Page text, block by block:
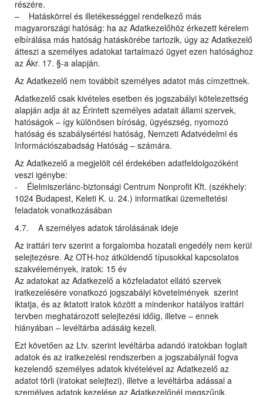
részére.
– Hatáskörrel és illetékességgel rendelkező más
magyarországi hatóság: ha az Adatkezelőhöz érkezett kérelem
elbírálása más hatóság hatáskörébe tartozik, úgy az Adatkezelő
átteszi a személyes adatokat tartalmazó ügyet ezen hatósághoz
az Ákr. 17. §-a alapján.
Az Adatkezelő nem továbbít személyes adatot más címzettnek.
Adatkezelő csak kivételes esetben és jogszabályi kötelezettség
alapján adja át az Érintett személyes adatait állami szervek,
hatóságok – így különösen bíróság, ügyészség, nyomozó
hatóság és szabálysértési hatóság, Nemzeti Adatvédelmi és
Információszabadság Hatóság – számára.
Az Adatkezelő a megjelölt cél érdekében adatfeldolgozóként
veszi igénybe:
- Élelmiszerlánc-biztonsági Centrum Nonprofit Kft. (székhely:
1024 Budapest, Keleti K. u. 24.) informatikai üzemeltetési
feladatok vonatkozásában
4.7. A személyes adatok tárolásának ideje
Az irattári terv szerint a forgalomba hozatali engedély nem kerül
selejtezésre. Az OTH-hoz átküldendő típusokkal kapcsolatos
szakvélemények, iratok: 15 év
Az adatokat az Adatkezelő a közfeladatot ellátó szervek
iratkezelésére vonatkozó jogszabályi követelmények szerint
iktatja, és az iktatott iratok között a mindenkor hatályos irattári
tervben meghatározott selejtezési időig, illetve – ennek
hiányában – levéltárba adásáig kezeli.
Ezt követően az Ltv. szerint levéltárba adandó iratokban foglalt
adatok és az iratkezelési rendszerben a jogszabálynál fogva
kezelendő személyes adatok kivételével az Adatkezelő az
adatot törli (iratokat selejtezi), illetve a levéltárba adással a
személyes adatok kezelése az Adatkezelőnél megszűnik.